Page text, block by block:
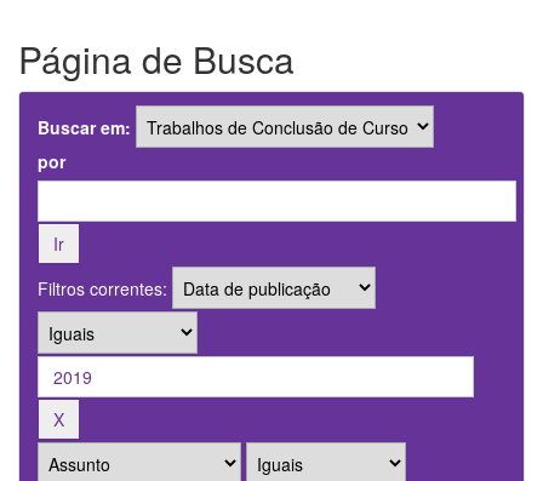
Página de Busca
Buscar em:
por
Filtros correntes: